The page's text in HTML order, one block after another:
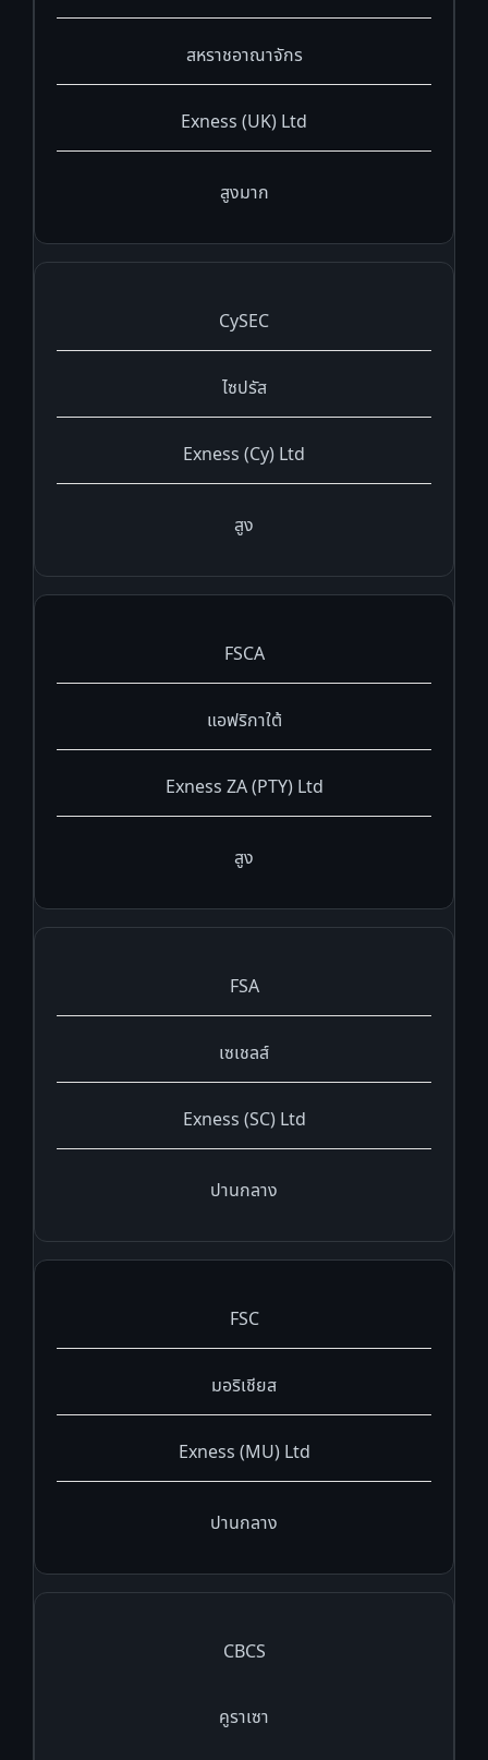
สหราชอาณาจักร
Exness (UK) Ltd
สูงมาก
CySEC
ไซปรัส
Exness (Cy) Ltd
สูง
FSCA
แอฟริกาใต้
Exness ZA (PTY) Ltd
สูง
FSA
เซเชลส์
Exness (SC) Ltd
ปานกลาง
FSC
มอริเชียส
Exness (MU) Ltd
ปานกลาง
CBCS
คูราเซา